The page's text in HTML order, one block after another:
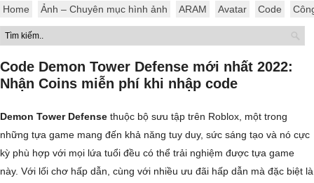
Home Ảnh – Chuyên mục hình ảnh ARAM Avatar Code
Code Demon Tower Defense mới nhất 2022:
Nhận Coins miễn phí khi nhập code
Demon Tower Defense thuộc bộ sưu tập trên Roblox, một trong
những tựa game mang đến khả năng tuy duy, sức sáng tạo và nó cực
kỳ phù hợp với mọi lứa tuổi đều có thể trải nghiệm được tựa game
này. Với lối chơ hấp dẫn, cùng với nhiều ưu đãi hấp dẫn mà đặc biệt là